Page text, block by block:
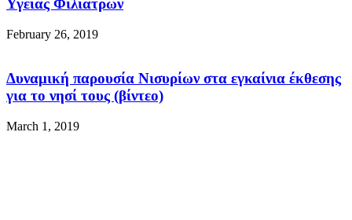
Υγείας Φιλιατρών
February 26, 2019
Δυναμική παρουσία Νισυρίων στα εγκαίνια έκθεσης
για το νησί τους (βίντεο)
March 1, 2019